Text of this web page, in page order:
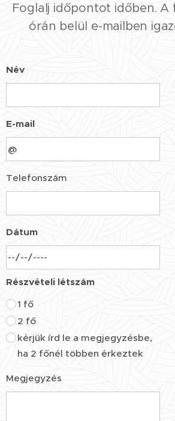
Foglalj időpontot időben. A
órán belül e-mailben
Név
E-mail
Telefonszám
Dátum
Részvételi létszám
1 fő
2 fő
kérjük írd le a megjegyzésbe,
ha 2 főnél többen érkeztek
Megjegyzés